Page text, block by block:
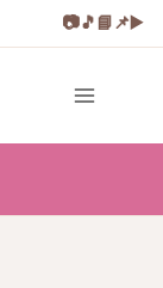
📷🎵📘📌▶️